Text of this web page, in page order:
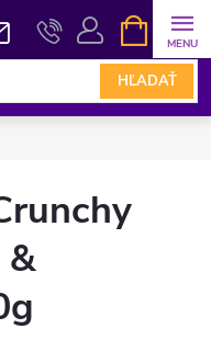
HĽADAŤ
KOŠÍK
&